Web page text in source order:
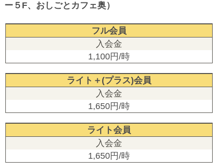
ー５F、おしごとカフェ奥）
フル会員
1,100円/時
ライト＋(プラス)会員
1,650円/時
ライト会員
1,650円/時